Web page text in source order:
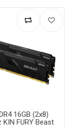
16GB (2x8)
KIN FURY Beast